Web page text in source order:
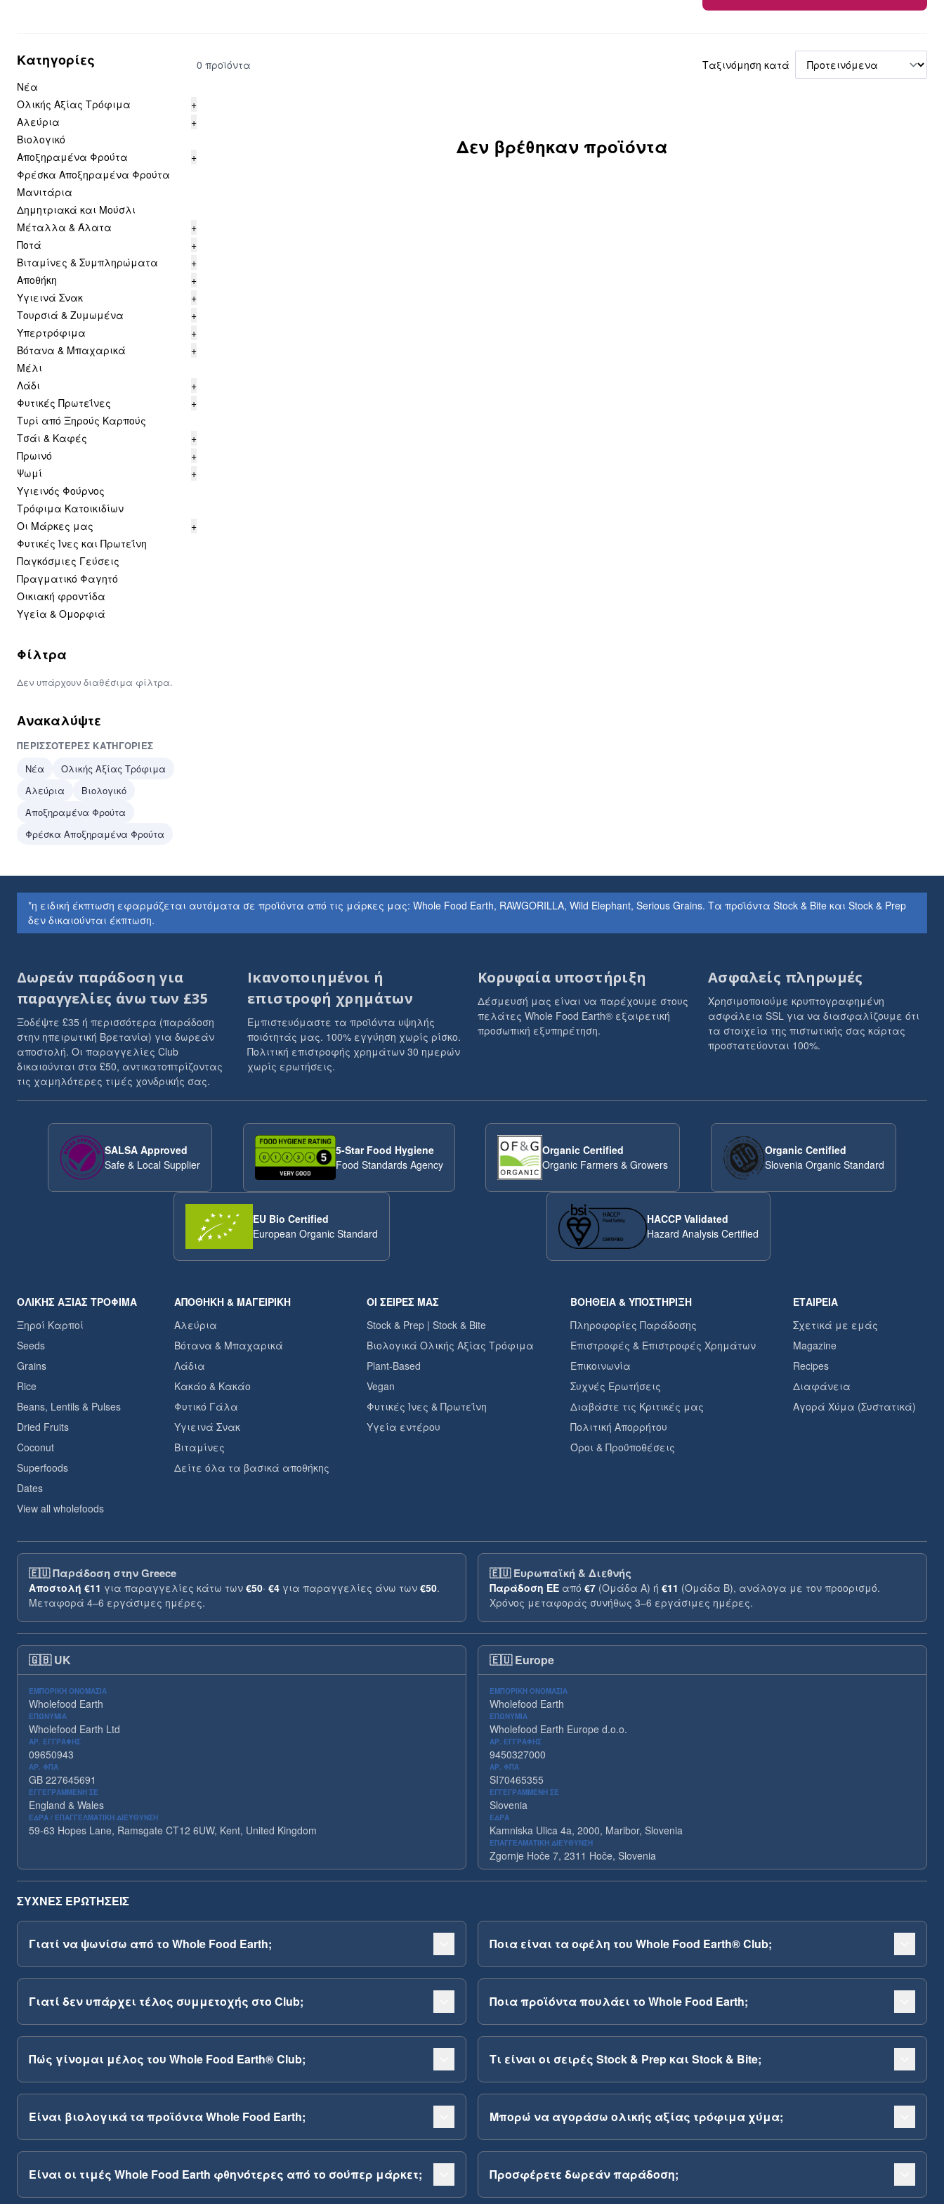
Κατηγορίες
Νέα
Ολικής Αξίας Τρόφιμα
+
Αλεύρια
+
Βιολογικό
Αποξηραμένα Φρούτα
+
Φρέσκα Αποξηραμένα Φρούτα
Μανιτάρια
Δημητριακά και Μούσλι
Μέταλλα & Άλατα
+
Ποτά
+
Βιταμίνες & Συμπληρώματα
+
Αποθήκη
+
Υγιεινά Σνακ
+
Τουρσιά & Ζυμωμένα
+
Υπερτρόφιμα
+
Βότανα & Μπαχαρικά
+
Μέλι
Λάδι
+
Φυτικές Πρωτεΐνες
+
Τυρί από Ξηρούς Καρπούς
Τσάι & Καφές
+
Πρωινό
+
Ψωμί
+
Υγιεινός Φούρνος
Τρόφιμα Κατοικιδίων
Οι Μάρκες μας
+
Φυτικές Ίνες και Πρωτεΐνη
Παγκόσμιες Γεύσεις
Πραγματικό Φαγητό
Οικιακή φροντίδα
Υγεία & Ομορφιά
Φίλτρα
Δεν υπάρχουν διαθέσιμα φίλτρα.
Ανακαλύψτε
ΠΕΡΙΣΣΌΤΕΡΕΣ ΚΑΤΗΓΟΡΊΕΣ
Νέα
Ολικής Αξίας Τρόφιμα
Αλεύρια
Βιολογικό
Αποξηραμένα Φρούτα
Φρέσκα Αποξηραμένα Φρούτα
0 προϊόντα Ταξινόμηση κατά
Δεν βρέθηκαν προϊόντα
*η ειδική έκπτωση εφαρμόζεται αυτόματα σε προϊόντα από τις μάρκες μας: Whole Food Earth, RAWGORILLA, Wild Elephant, Serious Grains. Τα προϊόντα Stock & Bite και Stock & Prep
δεν δικαιούνται έκπτωση.
Δωρεάν παράδοση για
παραγγελίες άνω των £35
Ξοδέψτε £35 ή περισσότερα (παράδοση
στην ηπειρωτική Βρετανία) για δωρεάν
αποστολή. Οι παραγγελίες Club
δικαιούνται στα £50, αντικατοπτρίζοντας
τις χαμηλότερες τιμές χονδρικής σας.
Ικανοποιημένοι ή
επιστροφή χρημάτων
Εμπιστευόμαστε τα προϊόντα υψηλής
ποιότητάς μας. 100% εγγύηση χωρίς ρίσκο.
Πολιτική επιστροφής χρημάτων 30 ημερών
χωρίς ερωτήσεις.
Κορυφαία υποστήριξη
Δέσμευσή μας είναι να παρέχουμε στους
πελάτες Whole Food Earth® εξαιρετική
προσωπική εξυπηρέτηση.
Ασφαλείς πληρωμές
Χρησιμοποιούμε κρυπτογραφημένη
ασφάλεια SSL για να διασφαλίζουμε ότι
τα στοιχεία της πιστωτικής σας κάρτας
προστατεύονται 100%.
SALSA Approved
Safe & Local Supplier
5-Star Food Hygiene
Food Standards Agency
Organic Certified
Organic Farmers & Growers
Organic Certified
Slovenia Organic Standard
EU Bio Certified
European Organic Standard
HACCP Validated
Hazard Analysis Certified
ΟΛΙΚΉΣ ΑΞΊΑΣ ΤΡΌΦΙΜΑ
Ξηροί Καρποί
Seeds
Grains
Rice
Beans, Lentils & Pulses
Dried Fruits
Coconut
Superfoods
Dates
View all wholefoods
ΑΠΟΘΉΚΗ & ΜΑΓΕΙΡΙΚΉ
Αλεύρια
Βότανα & Μπαχαρικά
Λάδια
Κακάο & Κακάο
Φυτικό Γάλα
Υγιεινά Σνακ
Βιταμίνες
Δείτε όλα τα βασικά αποθήκης
ΟΙ ΣΕΙΡΈΣ ΜΑΣ
Stock & Prep | Stock & Bite
Βιολογικά Ολικής Αξίας Τρόφιμα
Plant-Based
Vegan
Φυτικές Ίνες & Πρωτεΐνη
Υγεία εντέρου
ΒΟΉΘΕΙΑ & ΥΠΟΣΤΉΡΙΞΗ
Πληροφορίες Παράδοσης
Επιστροφές & Επιστροφές Χρημάτων
Επικοινωνία
Συχνές Ερωτήσεις
Διαβάστε τις Κριτικές μας
Πολιτική Απορρήτου
Όροι & Προϋποθέσεις
ΕΤΑΙΡΕΊΑ
Σχετικά με εμάς
Magazine
Recipes
Διαφάνεια
Αγορά Χύμα (Συστατικά)
🇪🇺Παράδοση στην Greece
Αποστολή €11 για παραγγελίες κάτω των €50· €4 για παραγγελίες άνω των €50.
Μεταφορά 4–6 εργάσιμες ημέρες.
🇪🇺Ευρωπαϊκή & Διεθνής
Παράδοση ΕΕ από €7 (Ομάδα A) ή €11 (Ομάδα B), ανάλογα με τον προορισμό.
Χρόνος μεταφοράς συνήθως 3–6 εργάσιμες ημέρες.
🇬🇧 UK
ΕΜΠΟΡΙΚΉ ΟΝΟΜΑΣΊΑ
Wholefood Earth
ΕΠΩΝΥΜΊΑ
Wholefood Earth Ltd
ΑΡ. ΕΓΓΡΑΦΉΣ
09650943
ΑΡ. ΦΠΑ
GB 227645691
ΕΓΓΕΓΡΑΜΜΈΝΗ ΣΕ
England & Wales
ΈΔΡΑ / ΕΠΑΓΓΕΛΜΑΤΙΚΉ ΔΙΕΎΘΥΝΣΗ
59-63 Hopes Lane, Ramsgate CT12 6UW, Kent, United Kingdom
🇪🇺 Europe
ΕΜΠΟΡΙΚΉ ΟΝΟΜΑΣΊΑ
Wholefood Earth
ΕΠΩΝΥΜΊΑ
Wholefood Earth Europe d.o.o.
ΑΡ. ΕΓΓΡΑΦΉΣ
9450327000
ΑΡ. ΦΠΑ
SI70465355
ΕΓΓΕΓΡΑΜΜΈΝΗ ΣΕ
Slovenia
ΈΔΡΑ
Kamniska Ulica 4a, 2000, Maribor, Slovenia
ΕΠΑΓΓΕΛΜΑΤΙΚΉ ΔΙΕΎΘΥΝΣΗ
Zgornje Hoče 7, 2311 Hoče, Slovenia
ΣΥΧΝΈΣ ΕΡΩΤΉΣΕΙΣ
Γιατί να ψωνίσω από το Whole Food Earth; Ποια είναι τα οφέλη του Whole Food Earth® Club;
Γιατί δεν υπάρχει τέλος συμμετοχής στο Club; Ποια προϊόντα πουλάει το Whole Food Earth;
Πώς γίνομαι μέλος του Whole Food Earth® Club; Τι είναι οι σειρές Stock & Prep και Stock & Bite;
Είναι βιολογικά τα προϊόντα Whole Food Earth; Μπορώ να αγοράσω ολικής αξίας τρόφιμα χύμα;
Είναι οι τιμές Whole Food Earth φθηνότερες από το σούπερ μάρκετ; Προσφέρετε δωρεάν παράδοση;